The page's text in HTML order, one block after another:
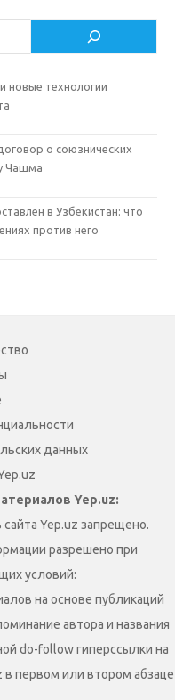
новые технологии
о союзнических
Чашма
в Узбекистан: что
против него
данных
Yep.uz:
Yep.uz запрещено.
разрешено при
условий:
на основе публикаций
автора и названия
do-follow гиперссылки на
в первом или втором абзаце